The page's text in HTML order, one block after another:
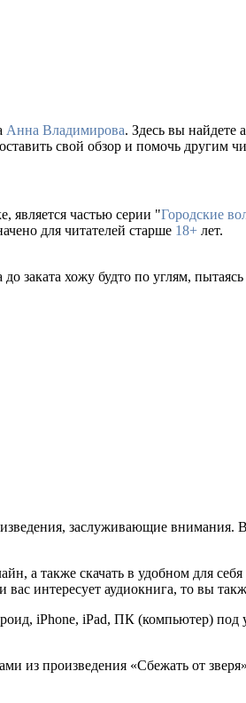
Анна Владимирова. Здесь вы
свой обзор и помочь другим
является частью серии "Городские
для читателей старше 18+ лет.
заката хожу будто по углям,
заслуживающие внимания.
а также скачать в удобном для
интересует аудиокнига, то вы
iPhone, iPad, ПК (компьютер)
из произведения «Сбежать от зверя»